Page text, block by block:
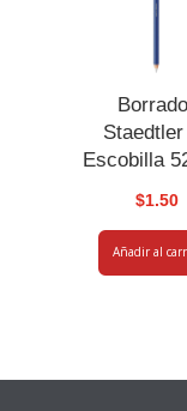
Escobilla
$1.50
Añadir al